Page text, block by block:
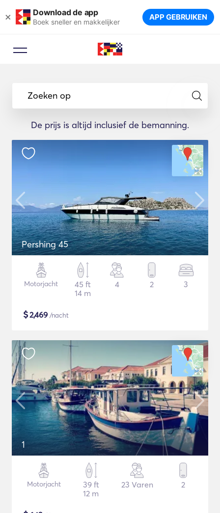
× Download de app
Boek sneller en makkelijker APP GEBRUIKEN
Zoeken op
De prijs is altijd inclusief de bemanning.
Pershing 45
Motorjacht
45 ft
14 m
4 2 3
$2,469 /nacht
1
Motorjacht
39 ft
12 m
23 Varen 2